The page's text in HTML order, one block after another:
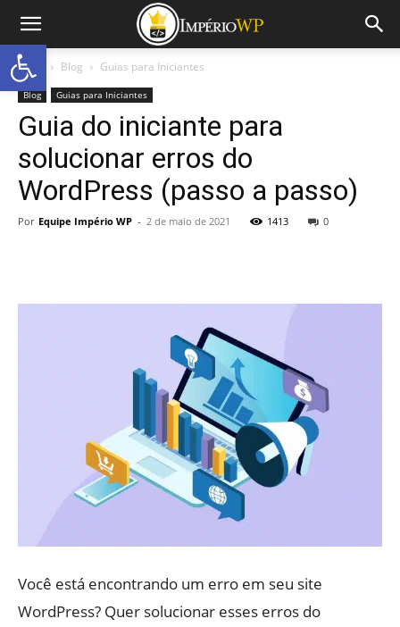
Início Blog Guias para Iniciantes
Blog Guias para Iniciantes
Guia do iniciante para
solucionar erros do
WordPress (passo a passo)
Por Equipe Império WP - 2 de maio de 2021 1413 0
Você está encontrando um erro em seu site
WordPress? Quer solucionar esses erros do
Abrir a barra de ferramentas